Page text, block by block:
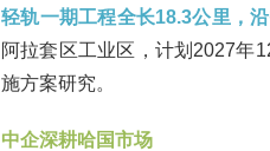
轻轨一期工程全长18.3公里，
阿拉套区工业区，计划2027年
施方案研究。
中企深耕哈国市场